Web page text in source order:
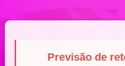
Previsão de